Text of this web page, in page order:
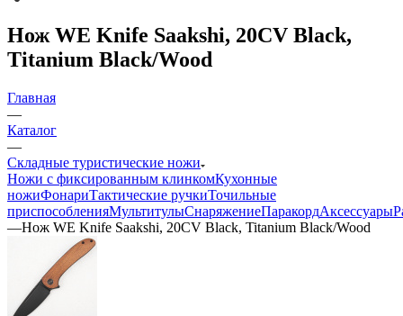
Нож WE Knife Saakshi, 20CV Black,
Titanium Black/Wood
Главная
—
Каталог
—
Складные туристические ножи
Ножи с фиксированным клинкомКухонные
ножиФонариТактические ручкиТочильные
приспособленияМультитулыСнаряжениеПаракордАксессуары
—Нож WE Knife Saakshi, 20CV Black, Titanium Black/Wood